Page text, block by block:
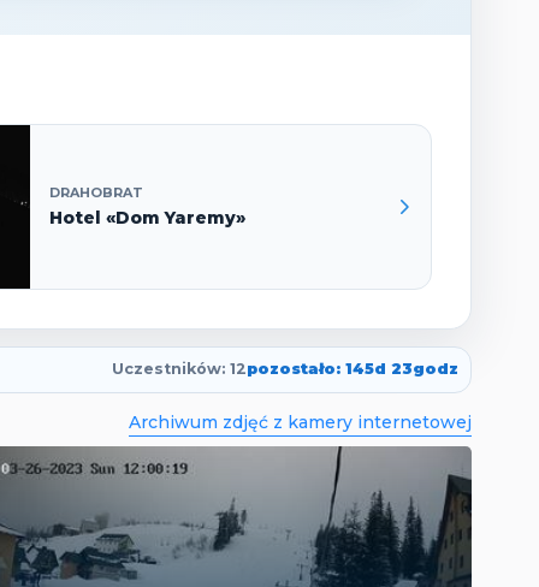
DRAHOBRAT
Hotel «Dom Yaremy»
Uczestników: 12pozostało: 145d 23godz
Archiwum zdjęć z kamery internetowej